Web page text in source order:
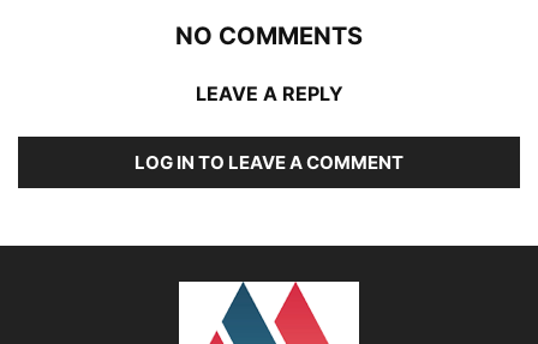
NO COMMENTS
LEAVE A REPLY
LOG IN TO LEAVE A COMMENT